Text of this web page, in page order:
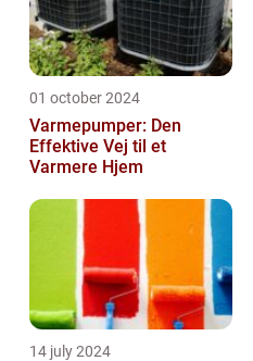
01 october 2024
Varmepumper: Den
Effektive Vej til et
Varmere Hjem
14 july 2024